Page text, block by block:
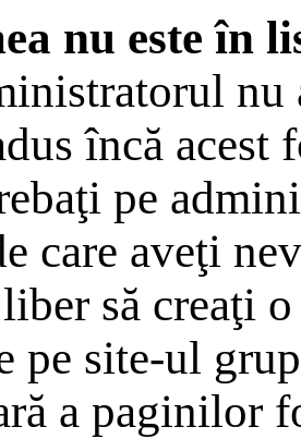
nu este în
nu
încă
pe
care aveţi
să creaţi
pe site-ul
a paginilor